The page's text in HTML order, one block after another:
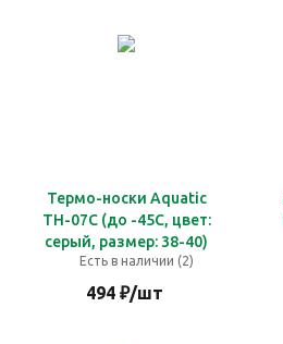
Термо-носки Aquatic
ТН-07C (до -45С, цвет:
серый, размер: 38-40)
Есть в наличии (2)
494₽/шт